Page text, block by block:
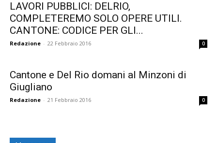
LAVORI PUBBLICI: DELRIO,
COMPLETEREMO SOLO OPERE UTILI.
CANTONE: CODICE PER GLI...
Redazione - 22 Febbraio 2016 0
Cantone e Del Rio domani al Minzoni di
Giugliano
Redazione - 21 Febbraio 2016 0